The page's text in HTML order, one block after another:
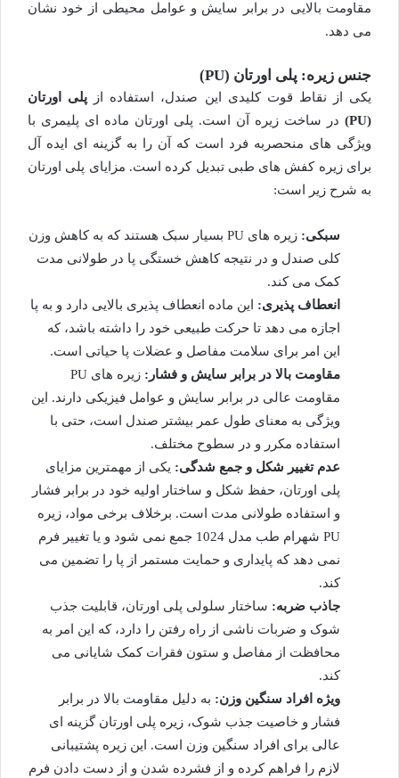
مقاومت بالایی در برابر سایش و عوامل محیطی از خود نشان
می دهد.
جنس زیره: پلی اورتان (PU)
یکی از نقاط قوت کلیدی این صندل، استفاده از پلی اورتان
(PU)
در ساخت زیره آن است. پلی اورتان ماده ای پلیمری با
ویژگی های منحصربه فرد است که آن را به گزینه ای ایده آل
برای زیره کفش های طبی تبدیل کرده است. مزایای پلی اورتان
به شرح زیر است:
سبکی:
زیره های PU بسیار سبک هستند که به کاهش وزن
کلی صندل و در نتیجه کاهش خستگی پا در طولانی مدت
کمک می کند.
انعطاف پذیری: این ماده انعطاف پذیری بالایی دارد و به پا
اجازه می دهد تا حرکت طبیعی خود را داشته باشد، که
این امر برای سلامت مفاصل و عضلات پا حیاتی است.
مقاومت بالا در برابر سایش و فشار:
زیره های PU
مقاومت عالی در برابر سایش و عوامل فیزیکی دارند. این
ویژگی به معنای طول عمر بیشتر صندل است، حتی با
استفاده مکرر و در سطوح مختلف.
عدم تغییر شکل و جمع شدگی: یکی از مهمترین مزایای
پلی اورتان، حفظ شکل و ساختار اولیه خود در برابر فشار
و استفاده طولانی مدت است. برخلاف برخی مواد، زیره
PU شهرام طب مدل 1024 جمع نمی شود و یا تغییر فرم
نمی دهد که پایداری و حمایت مستمر از پا را تضمین می
کند.
جاذب ضربه: ساختار سلولی پلی اورتان، قابلیت جذب
شوک و ضربات ناشی از راه رفتن را دارد، که این امر به
محافظت از مفاصل و ستون فقرات کمک شایانی می
کند.
ویژه افراد سنگین وزن: به دلیل مقاومت بالا در برابر
فشار و خاصیت جذب شوک، زیره پلی اورتان گزینه ای
عالی برای افراد سنگین وزن است. این زیره پشتیبانی
لازم را فراهم کرده و از فشرده شدن و از دست دادن فرم